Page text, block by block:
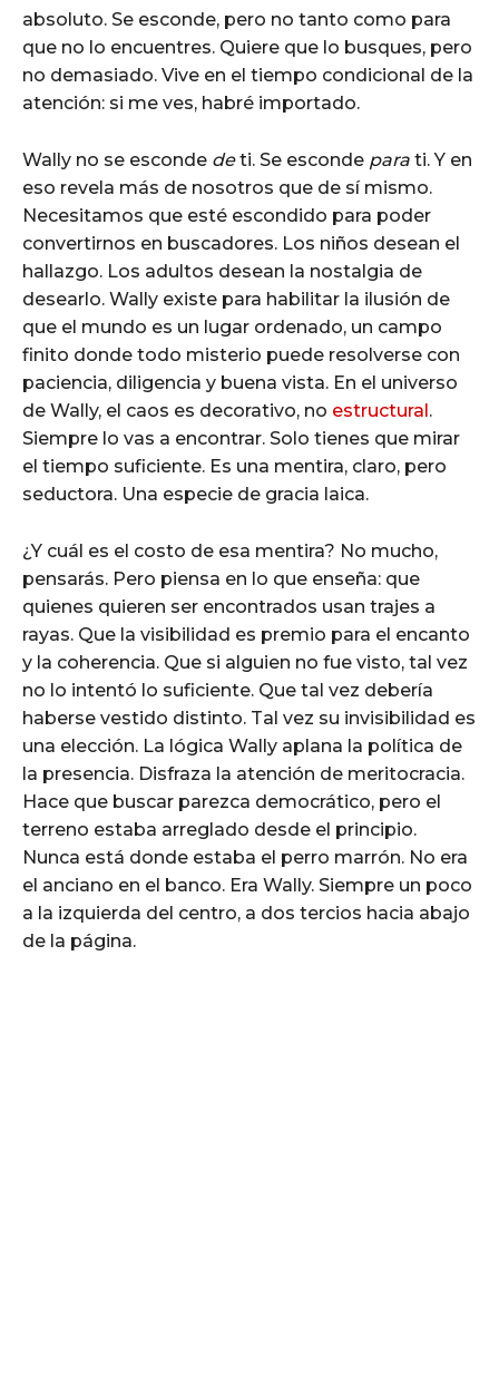
absoluto. Se esconde, pero no tanto como para
que no lo encuentres. Quiere que lo busques, pero
no demasiado. Vive en el tiempo condicional de la
atención: si me ves, habré importado.
Wally no se esconde deti. Se esconde para ti. Y en
eso revela más de nosotros que de sí mismo.
Necesitamos que esté escondido para poder
convertirnos en buscadores. Los niños desean el
hallazgo. Los adultos desean la nostalgia de
desearlo. Wally existe para habilitar la ilusión de
que el mundo es un lugar ordenado, un campo
finito donde todo misterio puede resolverse con
paciencia, diligencia y buena vista. En el universo
de Wally, el caos es decorativo, no estructural .
Siempre lo vas a encontrar. Solo tienes que mirar
el tiempo suficiente. Es una mentira, claro, pero
seductora. Una especie de gracia laica.
¿Y cuál es el costo de esa mentira? No mucho,
pensarás. Pero piensa en lo que enseña: que
quienes quieren ser encontrados usan trajes a
rayas. Que la visibilidad es premio para el encanto
y la coherencia. Que si alguien no fue visto, tal vez
no lo intentó lo suficiente. Que tal vez debería
haberse vestido distinto. Tal vez su invisibilidad es
una elección. La lógica Wally aplana la política de
la presencia. Disfraza la atención de meritocracia.
Hace que buscar parezca democrático, pero el
terreno estaba arreglado desde el principio.
Nunca está donde estaba el perro marrón. No era
el anciano en el banco. Era Wally. Siempre un poco
a la izquierda del centro, a dos tercios hacia abajo
de la página.